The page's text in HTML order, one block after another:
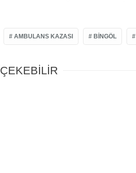
AMBULANS KAZASI BINGÖL
ÇEKEBİLİR